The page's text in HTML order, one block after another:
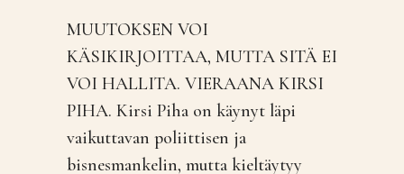
MUUTOKSEN VOI
KÄSIKIRJOITTAA, MUTTA SITÄ EI
VOI HALLITA. VIERAANA KIRSI
PIHA. Kirsi Piha on käynyt läpi
vaikuttavan poliittisen ja
bisnesmankelin, mutta kieltäytyy